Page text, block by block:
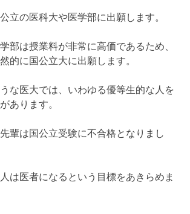
立の医科大や医学部に出願します。
部は授業料が非常に高価であるため、
的に国公立大に出願します。
な医大では、いわゆる優等生的な人を
あります。
輩は国公立受験に不合格となりまし
は医者になるという目標をあきらめま